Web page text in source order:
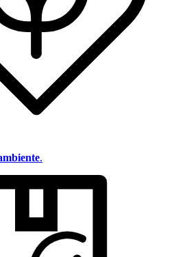
.